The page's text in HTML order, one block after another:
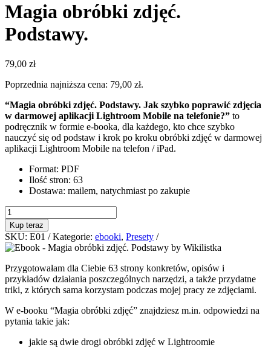
Magia obróbki zdjęć.
Podstawy.
79,00 zł
Poprzednia najniższa cena: 79,00 zł.
“Magia obróbki zdjęć. Podstawy. Jak szybko poprawić zdjęcia
w darmowej aplikacji Lightroom Mobile na telefonie?” to
podręcznik w formie e-booka, dla każdego, kto chce szybko
nauczyć się od podstaw i krok po kroku obróbki zdjęć w darmowej
aplikacji Lightroom Mobile na telefon / iPad.
Format: PDF
Ilość stron: 63
Dostawa: mailem, natychmiast po zakupie
ilość
Magia
obróbki
zdjęć.
Podstawy.
Kup teraz
SKU: E01 Kategorie: ebooki, Presety
Przygotowałam dla Ciebie 63 strony konkretów, opisów i
przykładów działania poszczególnych narzędzi, a także przydatne
triki, z których sama korzystam podczas mojej pracy ze zdjęciami.
W e-booku “Magia obróbki zdjęć” znajdziesz m.in. odpowiedzi na
pytania takie jak:
jakie są dwie drogi obróbki zdjęć w Lightroomie